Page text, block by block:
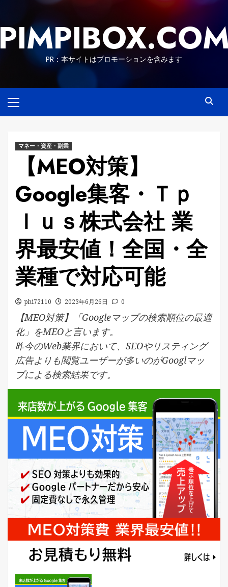
content
PR：本サイトはプロモーションを含みます
Menu
マネー・資産・副業
【MEO対策】
Google集客・Ｔｐ
ｌｕｓ株式会社 業
界最安値！全国・全
業種で対応可能
phi72110 2023年6月26日 0
【MEO対策】「Googleマップの検索順位の最適
化」をMEOと言います。
昨今のWeb業界において、SEOやリスティング
広告よりも閲覧ユーザーが多いのがGooglマッ
プによる検索結果です。